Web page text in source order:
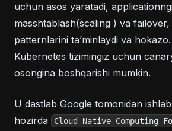
uchun asos yaratadi,
masshtablash(scaling ) va
patternlarini taʼminlaydi va
Kubernetes tizimingiz uchun
osongina boshqarishi mumkin.
U dastlab Google tomonidan
hozirda
Cloud Native Computing